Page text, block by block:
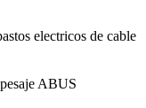
electricos de cable
ABUS